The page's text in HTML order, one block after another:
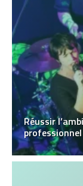
Réussir